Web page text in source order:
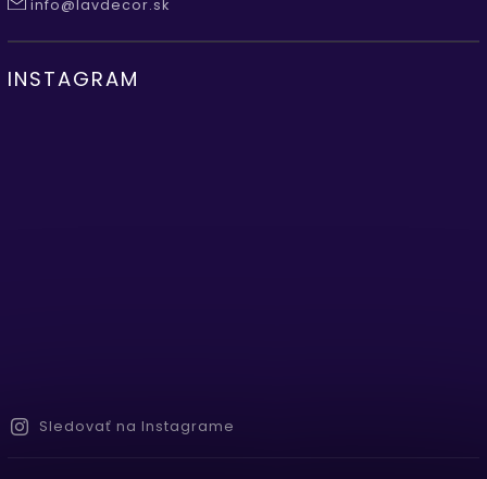
info@lavdecor.sk
INSTAGRAM
Sledovať na Instagrame